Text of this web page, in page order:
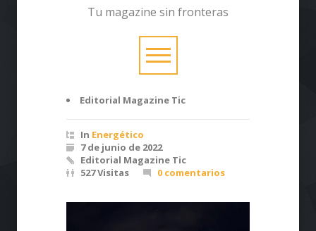
Tu magazine sin fronteras
Editorial Magazine Tic
In Energético
7 de junio de 2022
Editorial Magazine Tic
527 Visitas
0 comentarios